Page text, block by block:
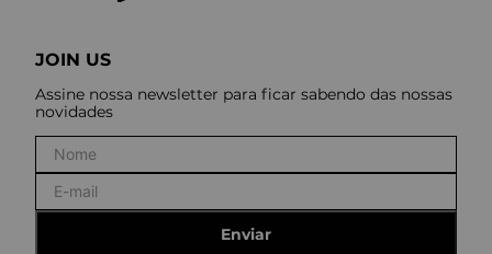
JOIN US
Assine nossa newsletter para ficar sabendo das nossas
novidades
Enviar